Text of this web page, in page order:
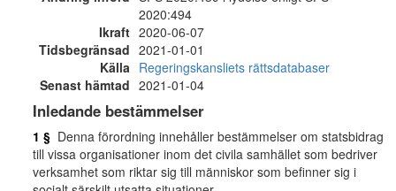
2020:494
Ikraft 2020-06-07
Tidsbegränsad 2021-01-01
Källa Regeringskansliets rättsdatabaser
Senast hämtad 2021-01-04
Inledande bestämmelser
1 § Denna förordning innehåller bestämmelser om statsbidrag
till vissa organisationer inom det civila samhället som bedriver
verksamhet som riktar sig till människor som befinner sig i